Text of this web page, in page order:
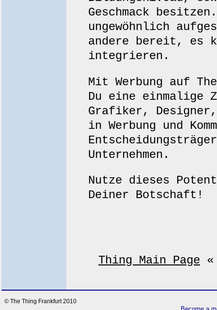
Geschmack
ungewöhnlich
andere bereit, es
integrieren.
Mit Werbung auf
Du eine einmalige
Grafiker,
in Werbung und
Unternehmen.
Nutze dieses
Deiner Botschaft!
Thing Main Page
© The Thing Frankfurt 2010